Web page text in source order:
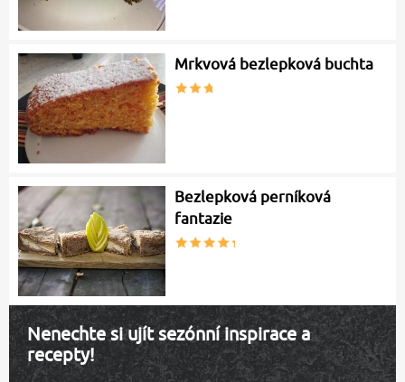
Mrkvová bezlepková buchta
Bezlepková perníková
fantazie
Nenechte si ujít sezónní inspirace a
recepty!